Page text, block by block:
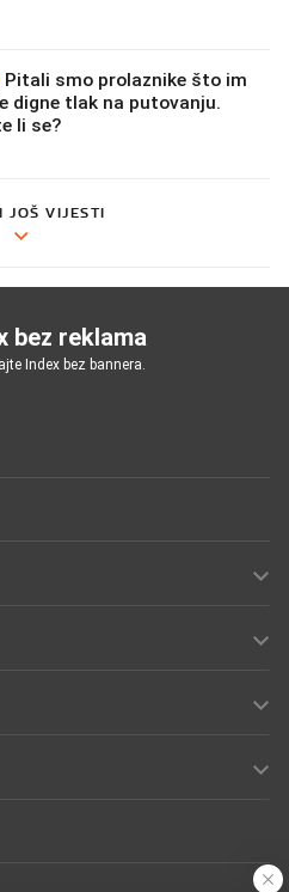
digne tlak na putovanju.
li se?
JOŠ VIJESTI
bez reklama
Index bez bannera.